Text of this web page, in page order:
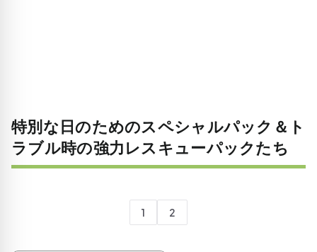
特別な日のためのスペシャルパック＆ト
ラブル時の強力レスキューパックたち
1 2